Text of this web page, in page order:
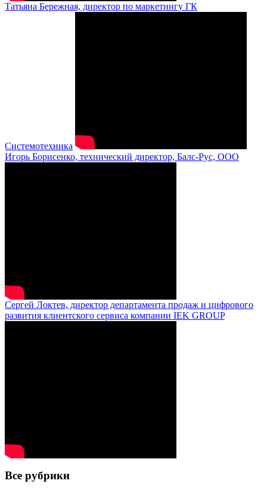
Татьяна Бережная, директор по маркетингу ГК
Системотехника
Игорь Борисенко, технический директор, Балс-Рус, ООО
Сергей Локтев, директор департамента продаж и цифрового
развития клиентского сервиса компании IEK GROUP
Все рубрики